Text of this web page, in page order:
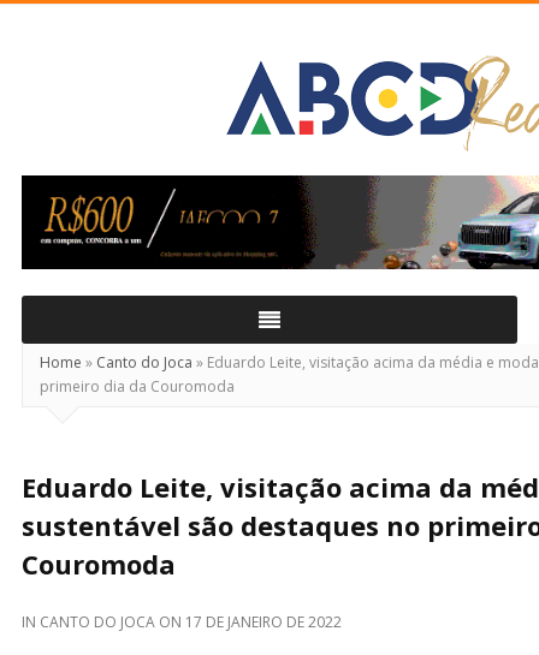
Real
Home » Canto do Joca » Eduardo Leite, visitação acima da média e
primeiro dia da Couromoda
Eduardo Leite, visitação acima da
sustentável são destaques no
Couromoda
IN CANTO DO JOCA ON 17 DE JANEIRO DE 2022